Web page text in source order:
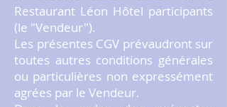
Restaurant Léon Hôtel participants
(le "Vendeur").
Les présentes CGV prévaudront sur
toutes autres conditions générales
ou particulières non expressément
agrées par le Vendeur.